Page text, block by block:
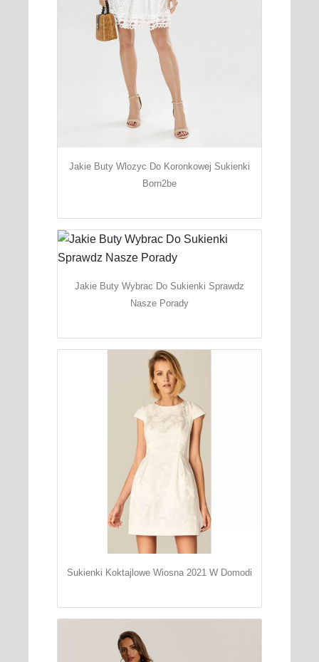
Jakie Buty Wlozyc Do Koronkowej Sukienki
Born2be
Jakie Buty Wybrac Do Sukienki Sprawdz
Nasze Porady
Sukienki Koktajlowe Wiosna 2021 W Domodi